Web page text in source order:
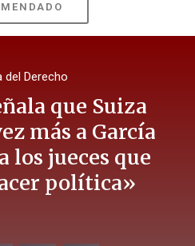
del Derecho
que Suiza
más a García
los jueces que
política»